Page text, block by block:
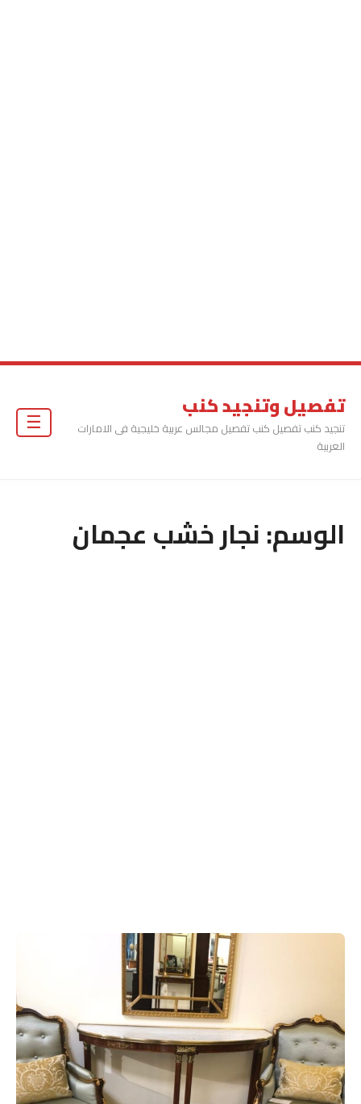
تفصيل وتنجيد كنب
تنجيد كنب تفصيل كنب تفصيل مجالس عربية خليجية فى الامارات
العربية
الوسم:نجار خشب عجمان